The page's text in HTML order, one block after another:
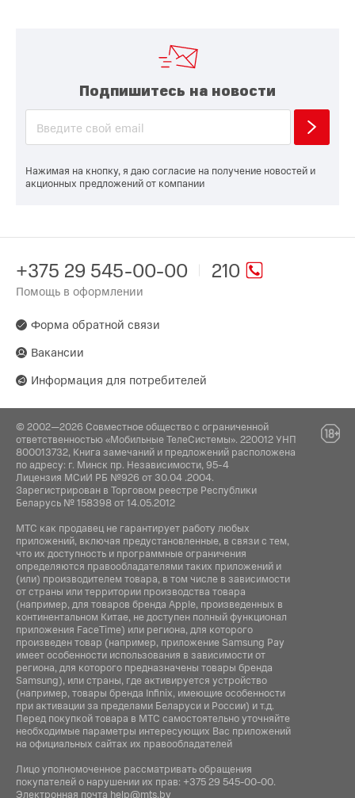
Подпишитесь на новости
Нажимая на кнопку, я даю согласие на получение новостей и
акционных предложений от компании
210
+375 29 545-00-00
Помощь в оформлении
Форма обратной связи
Вакансии
Информация для потребителей
© 2002—2026 Совместное общество с ограниченной
ответственностью «Мобильные ТелеСистемы». 220012 УНП
800013732, Книга замечаний и предложений расположена
по адресу: г. Минск пр. Независимости, 95-4
Лицензия МСиИ РБ №926 от 30.04 .2004.
Зарегистрирован в Торговом реестре Республики
Беларусь № 158398 от 14.05.2012
МТС как продавец не гарантирует работу любых
приложений, включая предустановленные, в связи с тем,
что их доступность и программные ограничения
определяются правообладателями таких приложений и
(или) производителем товара, в том числе в зависимости
от страны или территории производства товара
(например, для товаров бренда Apple, произведенных в
континентальном Китае, не доступен полный функционал
приложения FaceTime) или региона, для которого
произведен товар (например, приложение Samsung Pay
имеет особенности использования в зависимости от
региона, для которого предназначены товары бренда
Samsung), или страны, где активируется устройство
(например, товары бренда Infiniх, имеющие особенности
при активации за пределами Беларуси и России) и т.д.
Перед покупкой товара в МТС самостоятельно уточняйте
необходимые параметры интересующих Вас приложений
на официальных сайтах их правообладателей
Лицо уполномоченное рассматривать обращения
покупателей о нарушении их прав: +375 29 545-00-00.
Электронная почта help@mts.by